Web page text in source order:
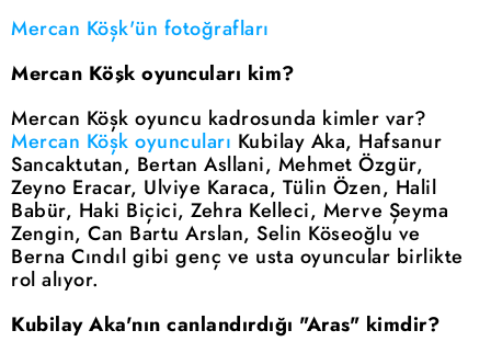
Mercan Köşk'ün fotoğrafları
Mercan Köşk oyuncuları kim?
Mercan Köşk oyuncu kadrosunda kimler var?
Mercan Köşk oyuncuları Kubilay Aka, Hafsanur
Sancaktutan, Bertan Asllani, Mehmet Özgür,
Zeyno Eracar, Ulviye Karaca, Tülin Özen, Halil
Babür, Haki Biçici, Zehra Kelleci, Merve Şeyma
Zengin, Can Bartu Arslan, Selin Köseoğlu ve
Berna Cındıl gibi genç ve usta oyuncular birlikte
rol alıyor.
Kubilay Aka'nın canlandırdığı "Aras" kimdir?